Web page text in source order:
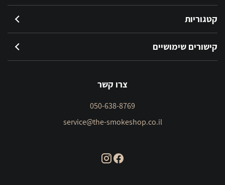
קטגוריות
קישורים שימושיים
צרו קשר
050-638-8769
service@the-smokeshop.co.il